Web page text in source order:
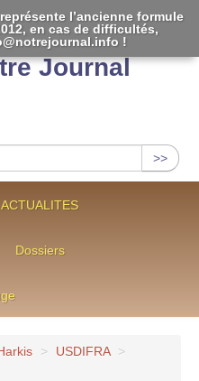
Journal
>>
Dossiers
> USDIFRA
>
l’ancienne formule
en cas de difficultés,
!